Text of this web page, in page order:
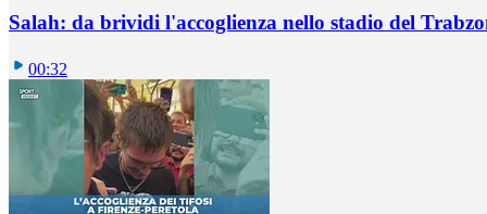
Salah: da brividi l'accoglienza nello stadio del
00:32